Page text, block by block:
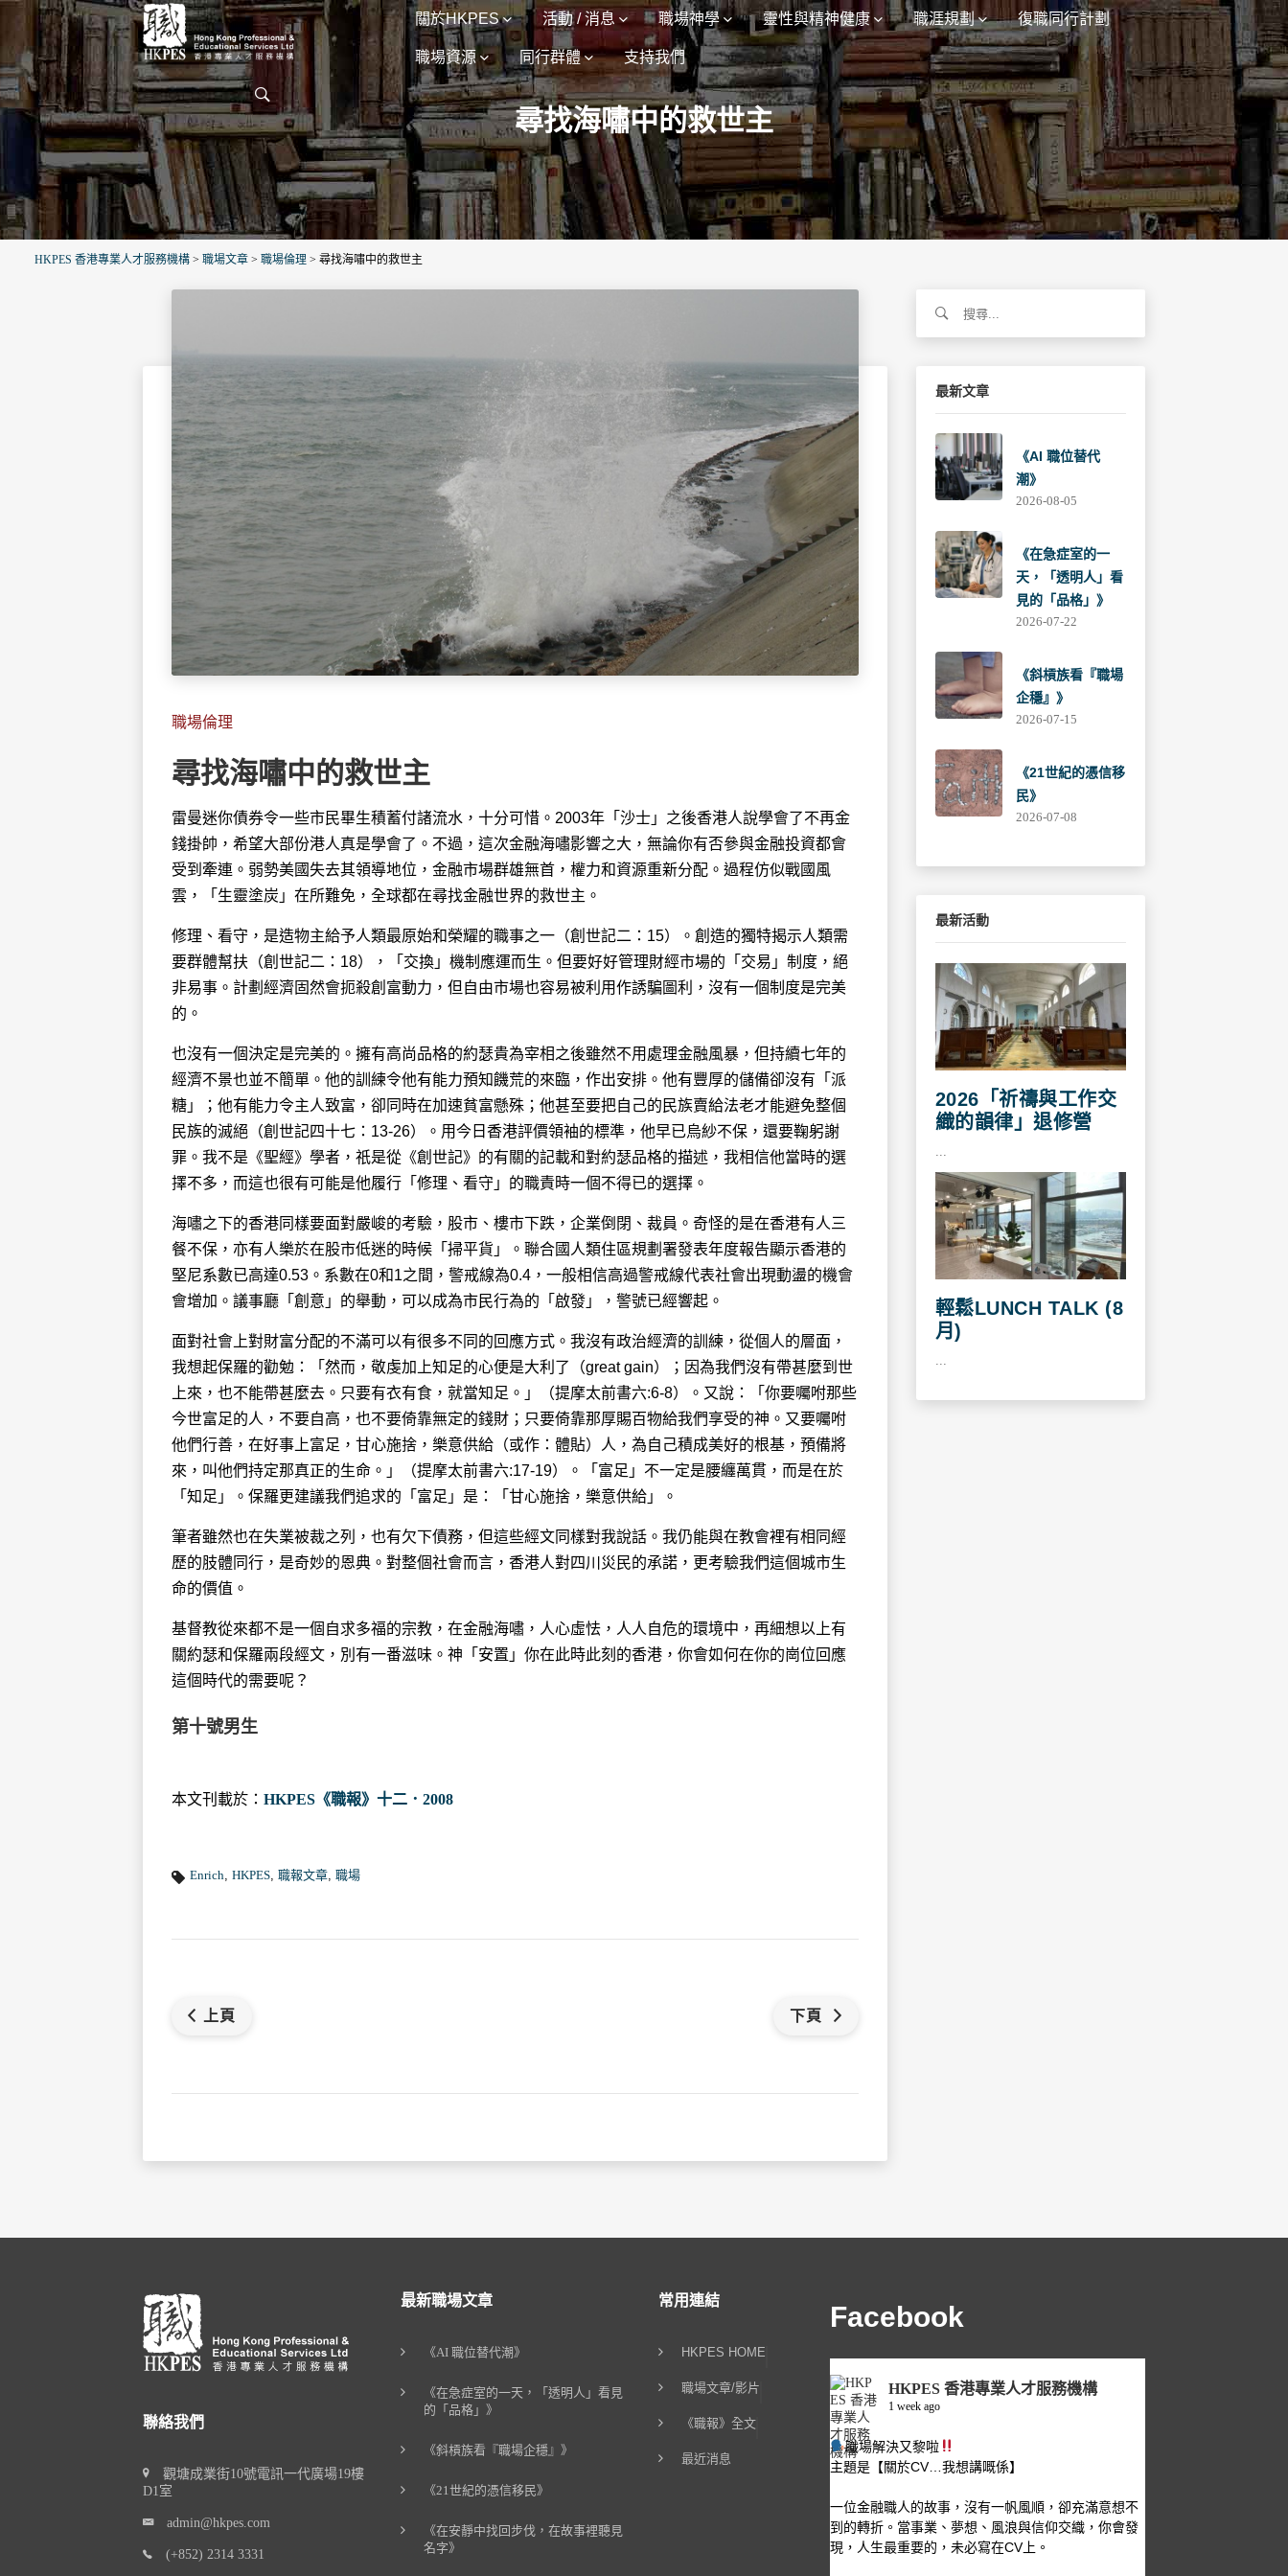
關於HKPES 活動 / 消息 職場神學 靈性與精神健康 職涯規劃 復職同行計劃
職場資源 同行群體 支持我們
尋找海嘯中的救世主
HKPES 香港專業人才服務機構 > 職場文章 > 職場倫理 > 尋找海嘯中的救世主
職場倫理
尋找海嘯中的救世主
雷曼迷你債券令一些市民畢生積蓄付諸流水，十分可惜。2003年「沙士」之後香港人說學會了不再金
錢掛帥，希望大部份港人真是學會了。不過，這次金融海嘯影響之大，無論你有否參與金融投資都會
受到牽連。弱勢美國失去其領導地位，金融市場群雄無首，權力和資源重新分配。過程仿似戰國風
雲，「生靈塗炭」在所難免，全球都在尋找金融世界的救世主。
修理、看守，是造物主給予人類最原始和榮耀的職事之一（創世記二：15）。創造的獨特揭示人類需
要群體幫扶（創世記二：18），「交換」機制應運而生。但要好好管理財經市場的「交易」制度，絕
非易事。計劃經濟固然會扼殺創富動力，但自由市場也容易被利用作誘騙圖利，沒有一個制度是完美
的。
也沒有一個決定是完美的。擁有高尚品格的約瑟貴為宰相之後雖然不用處理金融風暴，但持續七年的
經濟不景也並不簡單。他的訓練令他有能力預知饑荒的來臨，作出安排。他有豐厚的儲備卻沒有「派
糖」；他有能力令主人致富，卻同時在加速貧富懸殊；他甚至要把自己的民族賣給法老才能避免整個
民族的滅絕（創世記四十七：13-26）。用今日香港評價領袖的標準，他早已烏紗不保，還要鞠躬謝
罪。我不是《聖經》學者，祇是從《創世記》的有關的記載和對約瑟品格的描述，我相信他當時的選
擇不多，而這也很有可能是他履行「修理、看守」的職責時一個不得已的選擇。
海嘯之下的香港同樣要面對嚴峻的考驗，股市、樓市下跌，企業倒閉、裁員。奇怪的是在香港有人三
餐不保，亦有人樂於在股市低迷的時候「掃平貨」。聯合國人類住區規劃署發表年度報告顯示香港的
堅尼系數已高達0.53。系數在0和1之間，警戒線為0.4，一般相信高過警戒線代表社會出現動盪的機會
會增加。議事廳「創意」的舉動，可以成為市民行為的「啟發」，警號已經響起。
面對社會上對財富分配的不滿可以有很多不同的回應方式。我沒有政治經濟的訓練，從個人的層面，
我想起保羅的勸勉：「然而，敬虔加上知足的心便是大利了（great gain）；因為我們沒有帶甚麼到世
上來，也不能帶甚麼去。只要有衣有食，就當知足。」（提摩太前書六:6-8）。又說：「你要囑咐那些
今世富足的人，不要自高，也不要倚靠無定的錢財；只要倚靠那厚賜百物給我們享受的神。又要囑咐
他們行善，在好事上富足，甘心施捨，樂意供給（或作：體貼）人，為自己積成美好的根基，預備將
來，叫他們持定那真正的生命。」（提摩太前書六:17-19）。「富足」不一定是腰纏萬貫，而是在於
「知足」。保羅更建議我們追求的「富足」是：「甘心施捨，樂意供給」。
筆者雖然也在失業被裁之列，也有欠下債務，但這些經文同樣對我說話。我仍能與在教會裡有相同經
歷的肢體同行，是奇妙的恩典。對整個社會而言，香港人對四川災民的承諾，更考驗我們這個城市生
命的價值。
基督教從來都不是一個自求多福的宗教，在金融海嘯，人心虛怯，人人自危的環境中，再細想以上有
關約瑟和保羅兩段經文，別有一番滋味。神「安置」你在此時此刻的香港，你會如何在你的崗位回應
這個時代的需要呢？
第十號男生
本文刊載於：HKPES《職報》十二．2008
Enrich ,HKPES ,職報文章 ,職場
上頁 下頁
關
最新文章
《AI 職位替代
潮》
2026-08-05
《在急症室的一
天，「透明人」看
見的「品格」》
2026-07-22
《斜槓族看『職場
企穩』》
2026-07-15
《21世紀的憑信移
民》
2026-07-08
最新活動
2026「祈禱與工作交
織的韻律」退修營
輕鬆LUNCH TALK (8
月)
聯絡我們
觀塘成業街10號電訊一代廣場19樓
D1室
admin@hkpes.com
(+852) 2314 3331
最新職場文章
《AI 職位替代潮》
《在急症室的一天，「透明人」看見
的「品格」》
《斜槓族看『職場企穩』》
《21世紀的憑信移民》
《在安靜中找回步伐，在故事裡聽見
名字》
常用連結
HKPES HOME
職場文章/影片
《職報》全文
最近消息
Facebook
HKPES 香港專業人才服務機構
1 week ago
職場解決又黎啦
主題是【關於CV…我想講嘅係】
一位金融職人的故事，沒有一帆風順，卻充滿意想不
到的轉折。當事業、夢想、風浪與信仰交織，你會發
現，人生最重要的，未必寫在CV上。